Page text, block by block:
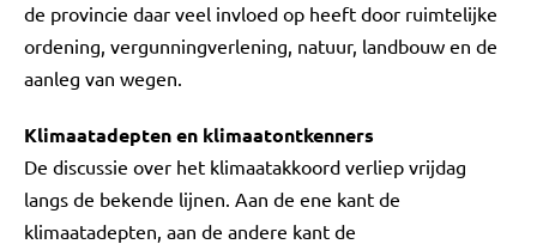
de provincie daar veel invloed op heeft door ruimtelijke
ordening, vergunningverlening, natuur, landbouw en de
aanleg van wegen.
Klimaatadepten en klimaatontkenners
De discussie over het klimaatakkoord verliep vrijdag
langs de bekende lijnen. Aan de ene kant de
klimaatadepten, aan de andere kant de